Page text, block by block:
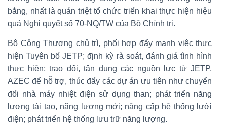
bằng, nhất là quán triệt tổ chức triển khai thực hiện hiệu
quả Nghị quyết số 70-NQ/TW của Bộ Chính trị.
Bộ Công Thương chủ trì, phối hợp đẩy mạnh việc thực
hiện Tuyên bố JETP; định kỳ rà soát, đánh giá tình hình
thực hiện; trao đổi, tận dụng các nguồn lực từ JETP,
AZEC để hỗ trợ, thúc đẩy các dự án ưu tiên như chuyển
đổi nhà máy nhiệt điện sử dụng than; phát triển năng
lượng tái tạo, năng lượng mới; nâng cấp hệ thống lưới
điện; phát triển hệ thống lưu trữ năng lượng.